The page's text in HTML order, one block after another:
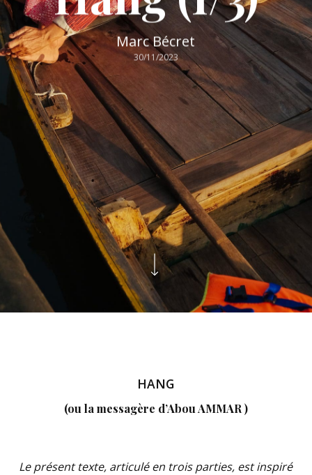
Marc Bécret
30/11/2023
HANG
(ou la messagère d’Abou AMMAR )
Le présent texte, articulé en trois parties, est inspiré